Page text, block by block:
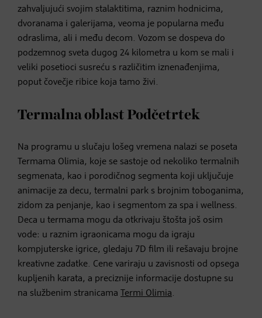
zahvaljujući svojim stalaktitima, raznim hodnicima,
dvoranama i galerijama, veoma je popularna među
odraslima, ali i među decom. Vozom se dospeva do
podzemnog sveta dugog 24 kilometra u kom se mali i
veliki posetioci susreću s različitim iznenađenjima,
poput čovečje ribice koja tamo živi.
Termalna oblast Podčetrtek
Na programu u slučaju lošeg vremena nalazi se poseta
Termama Olimia, koje se sastoje od nekoliko termalnih
segmenata, kao i porodičnog segmenta koji uključuje
animacije za decu, termalni park s brojnim toboganima,
zidom za penjanje, kao i segmentom za spa i wellness.
Deca u termama mogu da otkrivaju štošta još osim
vode: u raznim igraonicama mogu da igraju
kompjuterske igrice, gledaju 7D film ili rešavaju brojne
kreativne zadatke. Cene variraju u zavisnosti od opsega
kupljenih karata, a preciznije informacije dostupne su
na službenim stranicama
Termi Olimia.